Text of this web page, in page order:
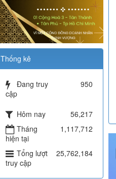
Thống kê
Đang truy
cập
950
Hôm nay
56,217
Tháng
hiện tại
1,117,712
Tổng lượt
truy cập
25,762,184